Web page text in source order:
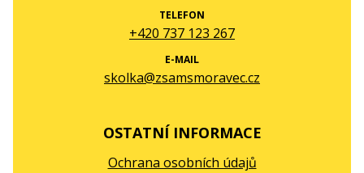
TELEFON
+420 737 123 267
E-MAIL
skolka@zsamsmoravec.cz
OSTATNÍ INFORMACE
Ochrana osobních údajů